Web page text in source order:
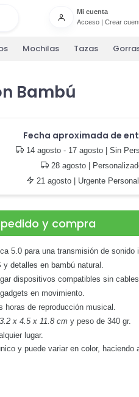
Mi cuenta
Acceso| Crear
Mochilas Tazas
Bambú
Fecha aproximada de
14 agosto - 17 agosto | Sin
28 agosto |
21 agosto| Urgente
y compra
5.0 para una transmisión de sonido
detalles en bambú natural.
dispositivos compatibles sin
en movimiento.
horas de reproducción musical.
x 4.5 x 11.8 cm y peso de 340 gr.
lugar.
y puede variar en color, haciendo